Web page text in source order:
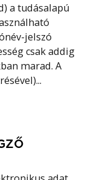
a tudásalapú
jelszó
csak addig
marad. A